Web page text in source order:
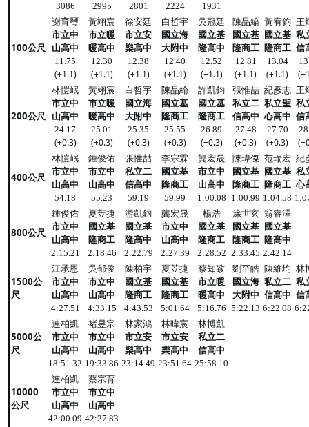
3086 2995 2801 2224 1931
100公尺
謝育璽
市立中
山高中
11.75
(+1.1)
黃翊宸
市立暖
暖高中
12.30
(+1.1)
徐安廷
市立安
樂高中
12.38
(+1.1)
白哲宇
國立海
大附中
12.40
(+1.1)
吳冠廷
國立基
隆高中
12.52
(+1.1)
陳品綸
國立基
隆商工
12.81
(+1.1)
黃宥鈞
國立基
隆商工
13.04
(+1.1)
王
私
信
200公尺
林愷岷
市立中
山高中
24.17
(+0.3)
黃翊宸
市立暖
暖高中
25.01
(+0.3)
白哲宇
國立海
大附中
25.35
(+0.3)
陳品綸
國立基
隆商工
25.55
(+0.3)
許凱鈞
國立基
隆商工
26.89
(+0.3)
張惟喆
私立二
信高中
27.48
(+0.3)
紀彥志
私立聖
心高中
27.70
(+0.3)
王
私
信
400公尺
林愷岷
市立中
山高中
54.18
鍾俊佑
市立中
山高中
55.23
張惟喆
私立二
信高中
59.19
李宗霖
國立基
隆商工
59.99
龔宏晟
市立中
山高中
1:00.08
陳瑋傑
國立基
隆商工
1:00.99
范瑞宏
國立基
隆商工
1:04.58
紀
私
心
800公尺
鍾俊佑
市立中
山高中
2:15.21
夏苙捷
國立基
隆商工
2:18.46
游凱鈞
國立基
隆高中
2:22.79
龔宏晟
市立中
山高中
2:27.39
楊浩
國立基
隆商工
2:28.52
涂世玄
國立基
隆商工
2:33.45
翁睿澤
國立基
隆高中
2:42.14
1500公
尺
江承恩
市立中
山高中
4:27.51
吳郁俊
市立中
山高中
4:33.15
陳柏宇
國立基
隆商工
4:43.53
夏苙捷
國立基
隆商工
5:01.64
蔡知致
市立暖
暖高中
5:16.76
劉至皓
國立海
大附中
5:22.13
陳維均
私立二
信高中
6:22.08
林
私
信
5000公
尺
連柏凱
市立中
山高中
18:51.32
褚昱宗
市立中
山高中
19:33.86
林家鴻
市立安
樂高中
23:14.49
林暐宸
市立安
樂高中
23:51.64
林博凱
私立二
信高中
25:58.10
10000
公尺
連柏凱
市立中
山高中
42:00.09
蔡宗育
市立中
山高中
42:27.83